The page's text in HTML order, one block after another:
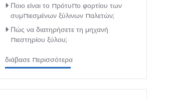
Ποιο είναι το πρότυπο φορτίου των
συμπιεσμένων ξύλινων παλετών;
Πώς να διατηρήσετε τη μηχανή
πιεστηρίου ξύλου;
διάβασε περισσότερα